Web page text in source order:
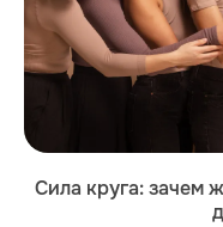
Сила круга: зачем